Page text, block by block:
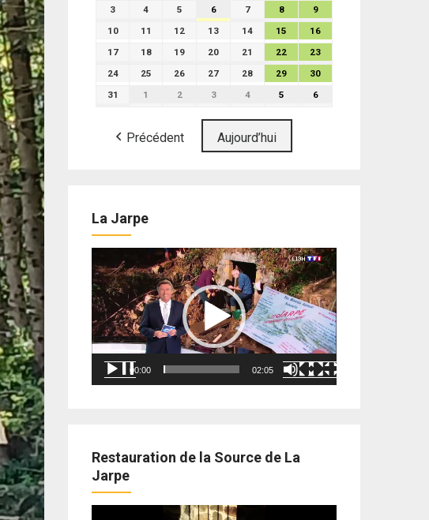
3
4 5 6 7 8
9
10
11 12 13 14 15
16
17
18 19 20 21 22
23
24
25 26 27 28 29
30
31
1 2 3 4 5 6
Précédent Aujourd’hui
La Jarpe
vidéo
00:00 02:05
Restauration de la Source de La
Jarpe